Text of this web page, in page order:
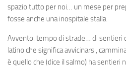
spazio tutto per noi… un mese per
fosse anche una inospitale stalla.
Avvento: tempo di strade… di sentieri
latino che significa avvicinarsi,
è quello che (dice il salmo) ha sentieri